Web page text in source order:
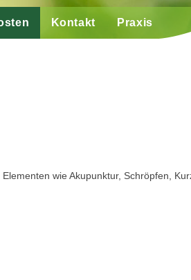
Kontakt Praxis
wie Akupunktur, Schröpfen,